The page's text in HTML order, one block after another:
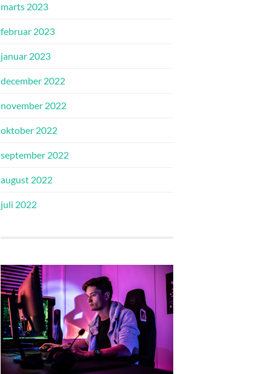
marts 2023
februar 2023
januar 2023
december 2022
november 2022
oktober 2022
september 2022
august 2022
juli 2022